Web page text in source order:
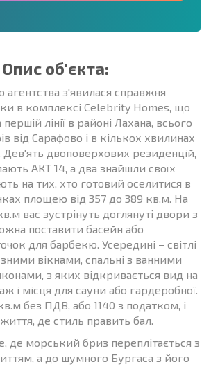
Опис об'єкта:
агентства з'явилася справжня
в комплексі Celebrity Homes, що
лінії в районі Лахана, всього
від Сарафово і в кількох хвилинах
Дев'ять двоповерхових резиденцій,
АКТ 14, а два знайшли своїх
на тих, хто готовий оселитися в
площею від 357 до 389 кв.м. На
вас зустрінуть доглянуті двори з
поставити басейн або
для барбекю. Усередині – світлі
вікнами, спальні з ванними
з яких відкривається вид на
і місця для сауни або гардеробної.
без ПДВ, або 1140 з податком, і
де стиль править бал.
де морський бриз переплітається з
а до шумного Бургаса з його